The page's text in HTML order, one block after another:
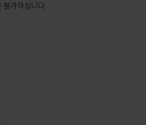
불가하십니다